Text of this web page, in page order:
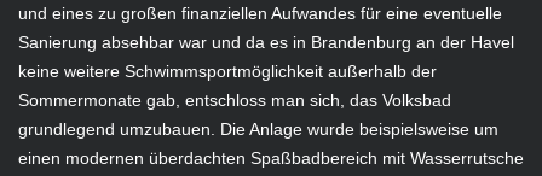
und eines zu großen finanziellen Aufwandes für eine eventuelle
Sanierung absehbar war und da es in Brandenburg an der Havel
keine weitere Schwimmsportmöglichkeit außerhalb der
Sommermonate gab, entschloss man sich, das Volksbad
grundlegend umzubauen. Die Anlage wurde beispielsweise um
einen modernen überdachten Spaßbadbereich mit Wasserrutsche